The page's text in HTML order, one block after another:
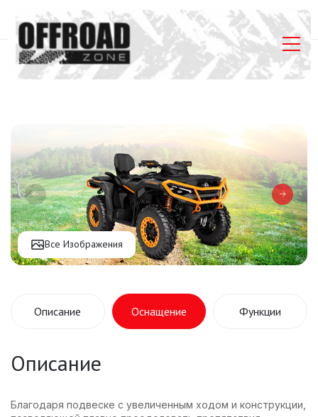
Главная Listings Can-Am Outlander MAX XT-P 1000R
Все Изображения
Описание Оснащение Функции
Описание
Благодаря подвеске с увеличенным ходом и конструкции,